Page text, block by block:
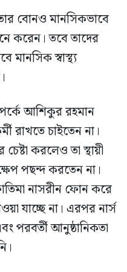
বোনও মানসিকভাবে
করেন। তবে তাদের
স্বাস্থ্য
আশিকুর রহমান
রাখতে চাইতেন না।
করলেও তা স্থায়ী
পছন্দ করতেন না।
নাসরীন ফোন করে
যাচ্ছে না। এরপর নার্স
পরবর্তী আনুষ্ঠানিকতা